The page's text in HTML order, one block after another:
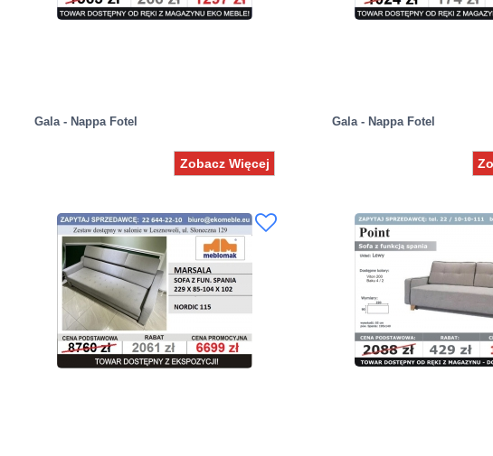
Gala - Nappa Fotel
Zobacz Więcej
Gala - Nappa Fotel